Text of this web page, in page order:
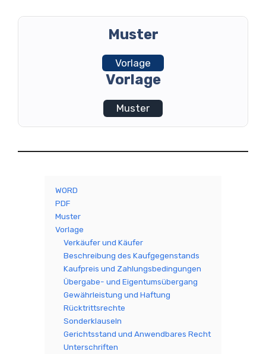
Muster
Vorlage
Vorlage
Muster
WORD
PDF
Muster
Vorlage
Verkäufer und Käufer
Beschreibung des Kaufgegenstands
Kaufpreis und Zahlungsbedingungen
Übergabe- und Eigentumsübergang
Gewährleistung und Haftung
Rücktrittsrechte
Sonderklauseln
Gerichtsstand und Anwendbares Recht
Unterschriften